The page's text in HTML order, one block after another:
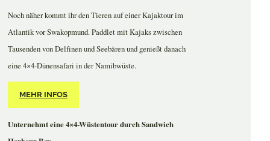
Noch näher kommt ihr den Tieren auf einer Kajaktour im
Atlantik vor Swakopmund. Paddlet mit Kajaks zwischen
Tausenden von Delfinen und Seebären und genießt danach
eine 4×4-Dünensafari in der Namibwüste.
MEHR INFOS
Unternehmt eine 4×4-Wüstentour durch Sandwich